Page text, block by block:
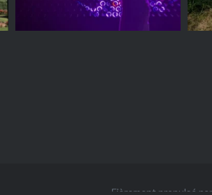
Fièrement propulsé